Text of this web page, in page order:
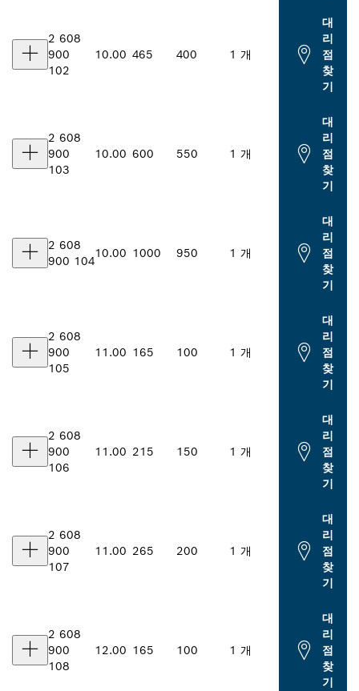
2 608
900
102
10.00 465 400 1 개
대
리
점
찾
기
2 608
900
103
10.00 600 550 1 개
대
리
점
찾
기
2 608
900 104
10.00 1000 950 1 개
대
리
점
찾
기
2 608
900
105
11.00 165 100 1 개
대
리
점
찾
기
2 608
900
106
11.00 215 150 1 개
대
리
점
찾
기
2 608
900
107
11.00 265 200 1 개
대
리
점
찾
기
2 608
900
108
12.00 165 100 1 개
대
리
점
찾
기